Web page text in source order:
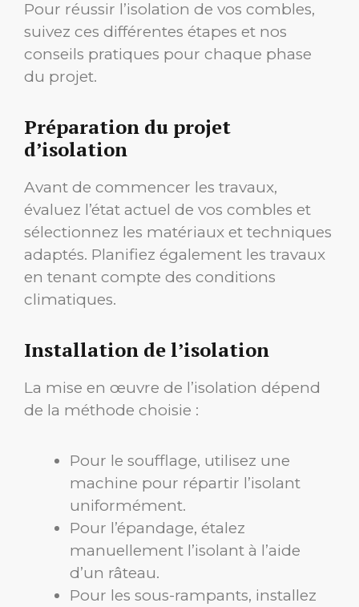
Pour réussir l’isolation de vos combles,
suivez ces différentes étapes et nos
conseils pratiques pour chaque phase
du projet.
Préparation du projet
d’isolation
Avant de commencer les travaux,
évaluez l’état actuel de vos combles et
sélectionnez les matériaux et techniques
adaptés. Planifiez également les travaux
en tenant compte des conditions
climatiques.
Installation de l’isolation
La mise en œuvre de l’isolation dépend
de la méthode choisie :
Pour le soufflage, utilisez une
machine pour répartir l’isolant
uniformément.
Pour l’épandage, étalez
manuellement l’isolant à l’aide
d’un râteau.
Pour les sous-rampants, installez